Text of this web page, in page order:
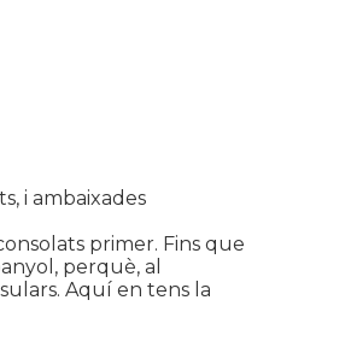
i ambaixades
primer. Fins que
perquè, al
Aquí en tens la